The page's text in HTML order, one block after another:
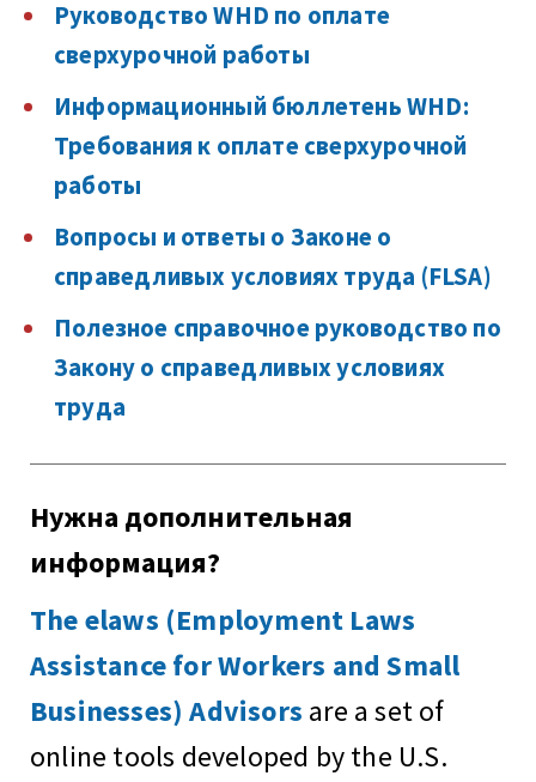
Руководство WHD по оплате
сверхурочной работы
Информационный бюллетень WHD:
Требования к оплате сверхурочной
работы
Вопросы и ответы о Законе о
справедливых условиях труда (FLSA)
Полезное справочное руководство по
Закону о справедливых условиях
труда
Нужна дополнительная
информация?
The elaws (Employment Laws
Assistance for Workers and Small
Businesses) Advisors are a set of
online tools developed by the U.S.